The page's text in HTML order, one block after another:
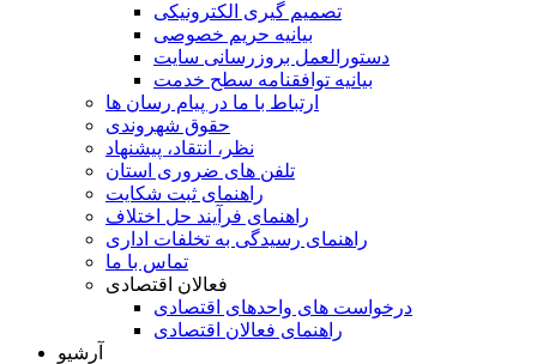
تصمیم گیری الکترونیکی
بیانیه حریم خصوصی
دستورالعمل بروزرسانی سایت
بیانیه توافقنامه سطح خدمت
ارتباط با ما در پیام رسان ها
حقوق شهروندی
نظر، انتقاد، پیشنهاد
تلفن های ضروری استان
راهنمای ثبت شکایت
راهنمای فرآیند حل اختلاف
راهنمای رسیدگی به تخلفات اداری
تماس با ما
فعالان اقتصادی
درخواست های واحدهای اقتصادی
راهنمای فعالان اقتصادی
آرشیو